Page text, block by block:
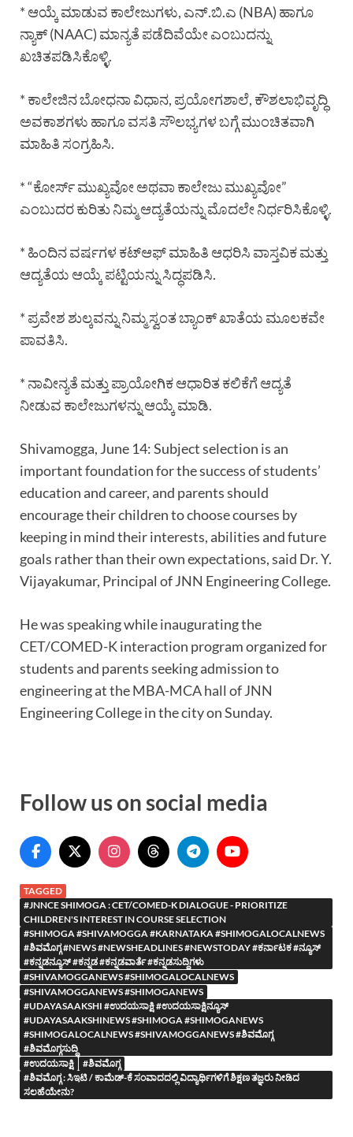
* ಆಯ್ಕೆ ಮಾಡುವ ಕಾಲೇಜುಗಳು, ಎನ್.ಬಿ.ಎ (NBA) ಹಾಗೂ
ನ್ಯಾಕ್ (NAAC) ಮಾನ್ಯತೆ ಪಡೆದಿವೆಯೇ ಎಂಬುದನ್ನು
ಖಚಿತಪಡಿಸಿಕೊಳ್ಳಿ.
* ಕಾಲೇಜಿನ ಬೋಧನಾ ವಿಧಾನ, ಪ್ರಯೋಗಶಾಲೆ, ಕೌಶಲಾಭಿವೃದ್ಧಿ
ಅವಕಾಶಗಳು ಹಾಗೂ ವಸತಿ ಸೌಲಭ್ಯಗಳ ಬಗ್ಗೆ ಮುಂಚಿತವಾಗಿ
ಮಾಹಿತಿ ಸಂಗ್ರಹಿಸಿ.
* “ಕೋರ್ಸ್ ಮುಖ್ಯವೋ ಅಥವಾ ಕಾಲೇಜು ಮುಖ್ಯವೋ”
ಎಂಬುದರ ಕುರಿತು ನಿಮ್ಮ ಆದ್ಯತೆಯನ್ನು ಮೊದಲೇ ನಿರ್ಧರಿಸಿಕೊಳ್ಳಿ.
* ಹಿಂದಿನ ವರ್ಷಗಳ ಕಟ್‌ಆಫ್ ಮಾಹಿತಿ ಆಧರಿಸಿ ವಾಸ್ತವಿಕ ಮತ್ತು
ಆದ್ಯತೆಯ ಆಯ್ಕೆ ಪಟ್ಟಿಯನ್ನು ಸಿದ್ಧಪಡಿಸಿ.
* ಪ್ರವೇಶ ಶುಲ್ಕವನ್ನು ನಿಮ್ಮ ಸ್ವಂತ ಬ್ಯಾಂಕ್ ಖಾತೆಯ ಮೂಲಕವೇ
ಪಾವತಿಸಿ.
* ನಾವೀನ್ಯತೆ ಮತ್ತು ಪ್ರಾಯೋಗಿಕ ಆಧಾರಿತ ಕಲಿಕೆಗೆ ಆದ್ಯತೆ
ನೀಡುವ ಕಾಲೇಜುಗಳನ್ನು ಆಯ್ಕೆ ಮಾಡಿ.
Shivamogga, June 14: Subject selection is an
important foundation for the success of students’
education and career, and parents should
encourage their children to choose courses by
keeping in mind their interests, abilities and future
goals rather than their own expectations, said Dr. Y.
Vijayakumar, Principal of JNN Engineering College.
He was speaking while inaugurating the
CET/COMED-K interaction program organized for
students and parents seeking admission to
engineering at the MBA-MCA hall of JNN
Engineering College in the city on Sunday.
Follow us on social media
TAGGED
#JNNCE SHIMOGA : CET/COMED-K DIALOGUE - PRIORITIZE
CHILDREN'S INTEREST IN COURSE SELECTION
#SHIMOGA #SHIVAMOGGA #KARNATAKA #SHIMOGALOCALNEWS
#ಶಿವಮೊಗ್ಗ #NEWS #NEWSHEADLINES #NEWSTODAY #ಕರ್ನಾಟಕ #ನ್ಯೂಸ್
#ಕನ್ನಡನ್ಯೂಸ್ #ಕನ್ನಡ #ಕನ್ನಡವಾರ್ತೆ #ಕನ್ನಡಸುದ್ದಿಗಳು
#SHIVAMOGGANEWS #SHIMOGALOCALNEWS
#SHIVAMOGGANEWS #SHIMOGANEWS
#UDAYASAAKSHI #ಉದಯಸಾಕ್ಷಿ #ಉದಯಸಾಕ್ಷಿನ್ಯೂಸ್
#UDAYASAAKSHINEWS #SHIMOGA #SHIMOGANEWS
#SHIMOGALOCALNEWS #SHIVAMOGGANEWS #ಶಿವಮೊಗ್ಗ
#ಶಿವಮೊಗ್ಗಸುದ್ದಿ
#ಉದಯಸಾಕ್ಷಿ
#ಶಿವಮೊಗ್ಗ
#ಶಿವಮೊಗ್ಗ : ಸಿಇಟಿ / ಕಾಮೆಡ್-ಕೆ ಸಂವಾದದಲ್ಲಿ ವಿದ್ಯಾರ್ಥಿಗಳಿಗೆ ಶಿಕ್ಷಣ ತಜ್ಞರು ನೀಡಿದ
ಸಲಹೆಯೇನು?